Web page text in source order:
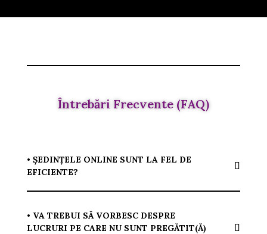
Întrebări Frecvente (FAQ)
• ȘEDINȚELE ONLINE SUNT LA FEL DE
EFICIENTE?
• VA TREBUI SĂ VORBESC DESPRE
LUCRURI PE CARE NU SUNT PREGĂTIT(Ă)